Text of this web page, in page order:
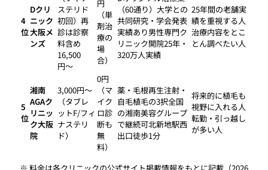
4
位
Dクリ
ニック
大阪メ
ンズ
ステリド
初回）再
診は診察
料含め
16,500
円〜
円
（単
剤治
療の
場
合）
（60通り）大学との
共同研究・学会発表
実績あり男性専門ク
リニック開院25年・
320万人実績
25年間の老舗実
績を重視する人
治療内容をとこ
とん調べたい人
5
位
湘南
AGAク
リニッ
ク大阪
院
3,000円〜
（タブレ
ットF/フィ
ナステリ
ド）
0円
（マ
イク
ロ診
断も
無
料）
薬・毛根再生注射・
自毛植毛の3択全国
の湘南美容グループ
で継続可北新地駅西
出口徒歩1分
将来的に植毛も
視野に入れる人
転勤・引っ越し
が多い人